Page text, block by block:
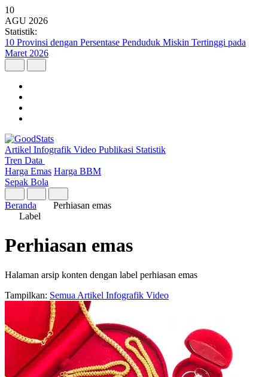
10
AGU 2026
Statistik:
10 Provinsi dengan Persentase Penduduk Miskin Tertinggi pada
Maret 2026
Artikel Infografik Video Publikasi Statistik
Tren Data
Harga Emas Harga BBM
Sepak Bola
Beranda
Perhiasan emas
Label
Perhiasan emas
Halaman arsip konten dengan label perhiasan emas
Tampilkan: Semua Artikel Infografik Video